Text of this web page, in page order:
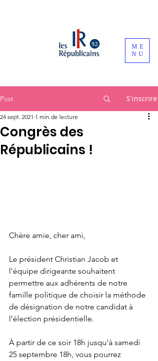
ME
NU
Post S'inscrire
Congrès des
Républicains !
24 sept. 2021 1 min de lecture
Chère amie, cher ami,
Le président Christian Jacob et
l'équipe dirigeante souhaitent
permettre aux adhérents de notre
famille politique de choisir la méthode
de désignation de notre candidat à
l’élection présidentielle.
À partir de ce soir 18h jusqu'à samedi
25 septembre 18h, vous pourrez